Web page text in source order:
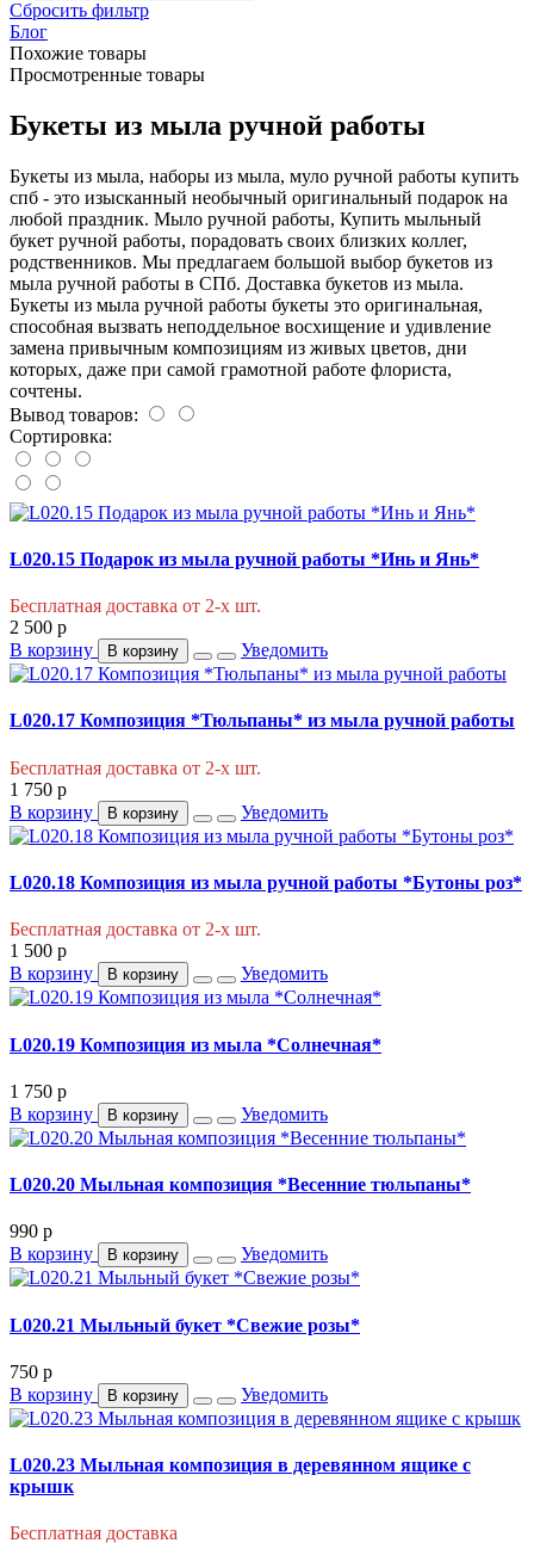
Сбросить фильтр
Блог
Похожие товары
Просмотренные товары
Букеты из мыла ручной работы
Букеты из мыла, наборы из мыла, муло ручной работы купить
спб - это изысканный необычный оригинальный подарок на
любой праздник. Мыло ручной работы, Купить мыльный
букет ручной работы, порадовать своих близких коллег,
родственников. Мы предлагаем большой выбор букетов из
мыла ручной работы в СПб. Доставка букетов из мыла.
Букеты из мыла ручной работы букеты это оригинальная,
способная вызвать неподдельное восхищение и удивление
замена привычным композициям из живых цветов, дни
которых, даже при самой грамотной работе флориста,
сочтены.
Вывод товаров:
Сортировка:
L020.15 Подарок из мыла ручной работы *Инь и Янь*
Бесплатная доставка от 2-х шт.
2 500 p
В корзину
В корзину Уведомить
L020.17 Композиция *Тюльпаны* из мыла ручной работы
Бесплатная доставка от 2-х шт.
1 750 p
В корзину
В корзину Уведомить
L020.18 Композиция из мыла ручной работы *Бутоны роз*
Бесплатная доставка от 2-х шт.
1 500 p
В корзину
В корзину Уведомить
L020.19 Композиция из мыла *Солнечная*
1 750 p
В корзину
В корзину Уведомить
L020.20 Мыльная композиция *Весенние тюльпаны*
990 p
В корзину
В корзину Уведомить
L020.21 Мыльный букет *Свежие розы*
750 p
В корзину
В корзину Уведомить
L020.23 Мыльная композиция в деревянном ящике с
крышк
Бесплатная доставка